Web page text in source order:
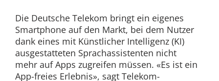
Die Deutsche Telekom bringt ein eigenes
Smartphone auf den Markt, bei dem Nutzer
dank eines mit Künstlicher Intelligenz (KI)
ausgestatteten Sprachassistenten nicht
mehr auf Apps zugreifen müssen. «Es ist ein
App-freies Erlebnis», sagt Telekom-